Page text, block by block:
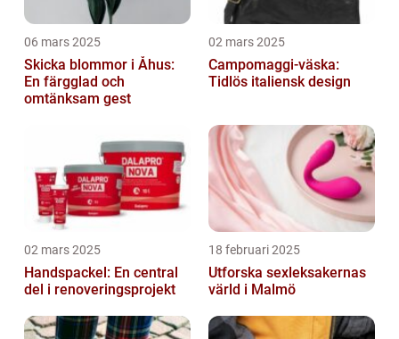
06 mars 2025
Skicka blommor i Åhus:
En färgglad och
omtänksam gest
02 mars 2025
Campomaggi-väska:
Tidlös italiensk design
02 mars 2025
Handspackel: En central
del i renoveringsprojekt
18 februari 2025
Utforska sexleksakernas
värld i Malmö